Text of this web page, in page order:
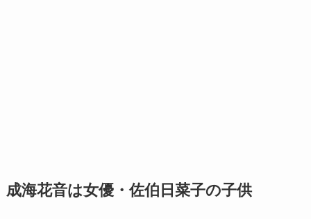
成海花音は女優・佐伯日菜子の子供